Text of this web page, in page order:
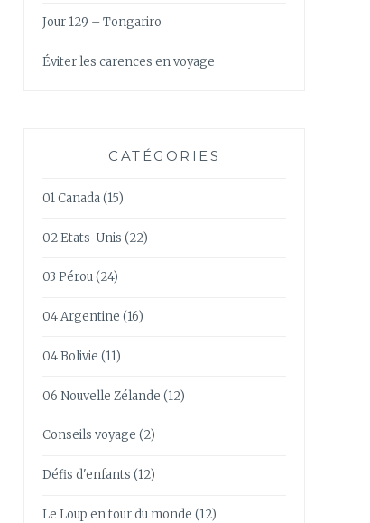
Jour 129 – Tongariro
Éviter les carences en voyage
CATÉGORIES
01 Canada(15)
02 Etats-Unis (22)
03 Pérou(24)
04 Argentine (16)
04 Bolivie (11)
06 Nouvelle Zélande (12)
Conseils voyage (2)
Défis d'enfants (12)
Le Loup en tour du monde (12)